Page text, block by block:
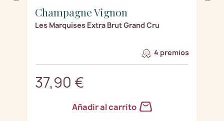
Champagne Vignon
Les Marquises Extra Brut Grand Cru
4 premios
37,90 €
Añadir al carrito